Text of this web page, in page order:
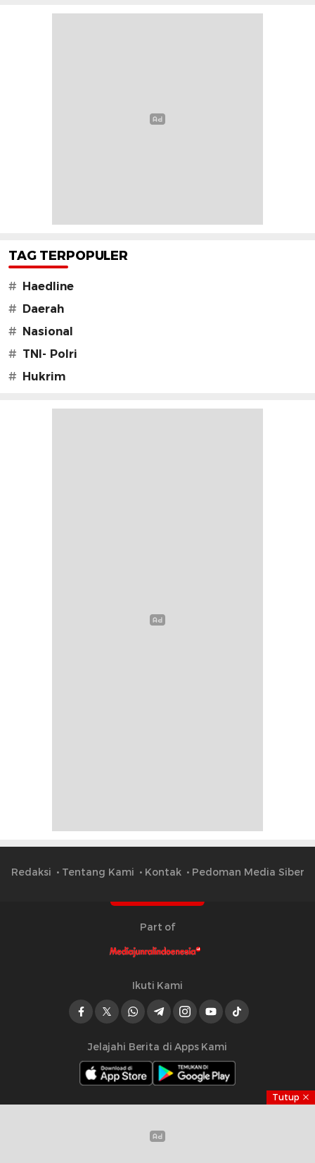
TAG TERPOPULER
# Haedline
# Daerah
# Nasional
# TNI- Polri
# Hukrim
Redaksi Tentang Kami Kontak Pedoman Media Siber
Part of
Ikuti Kami
Jelajahi Berita di Apps Kami
reserved
Tutup